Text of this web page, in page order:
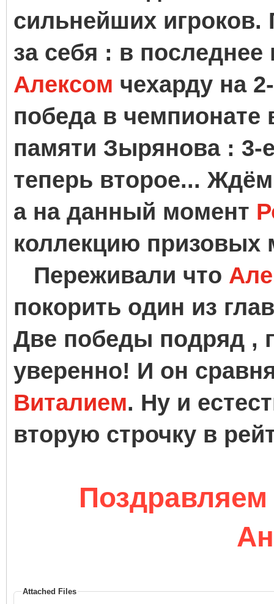
сильнейших игроков.
за себя : в
Алексом чехарду на
победа в чемпионате
памяти Зырянова : 3-
теперь второе...
а на данный момент
коллекцию призовых
Переживали что
покорить один из
Две победы подряд ,
уверенно! И он
Виталием. Ну и
вторую строчку в
Attached Files